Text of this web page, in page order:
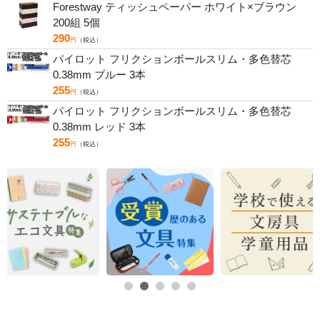
Forestway ティッシュペーパー ホワイト×ブラウン
200組 5個
290円 （税込）
パイロット フリクションボールスリム・多色替芯
0.38mm ブルー 3本
255円 （税込）
パイロット フリクションボールスリム・多色替芯
0.38mm レッド 3本
255円 （税込）